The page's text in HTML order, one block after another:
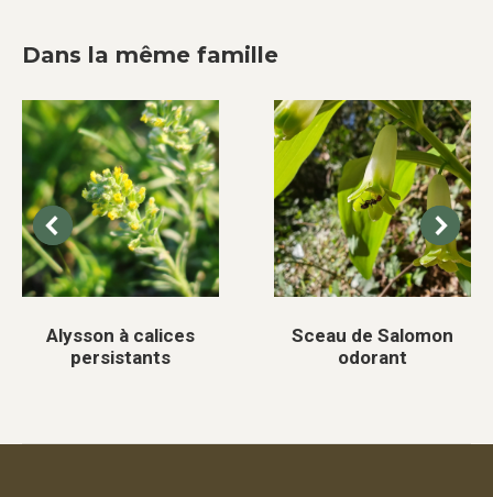
Dans la même famille
Alysson à calices
persistants
Sceau de Salomon
odorant